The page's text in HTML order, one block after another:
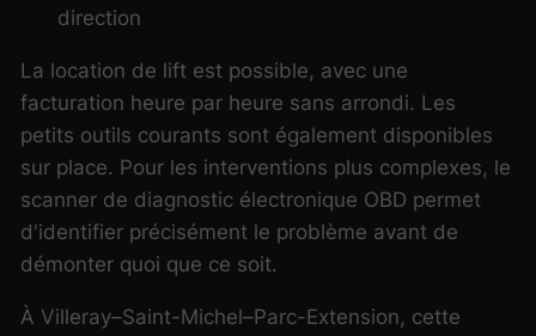
direction
La location de lift est possible, avec une
facturation heure par heure sans arrondi. Les
petits outils courants sont également disponibles
sur place. Pour les interventions plus complexes, le
scanner de diagnostic électronique OBD permet
d'identifier précisément le problème avant de
démonter quoi que ce soit.
À Villeray–Saint-Michel–Parc-Extension, cette